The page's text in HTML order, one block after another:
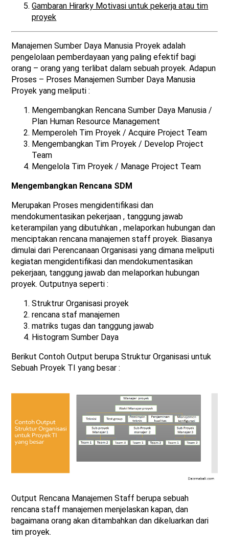
Gambaran Hirarky Motivasi untuk pekerja atau tim
proyek
Manajemen Sumber Daya Manusia Proyek adalah
pengelolaan pemberdayaan yang paling efektif bagi
orang – orang yang terlibat dalam sebuah proyek. Adapun
Proses – Proses Manajemen Sumber Daya Manusia
Proyek yang meliputi :
Mengembangkan Rencana Sumber Daya Manusia /
Plan Human Resource Management
Memperoleh Tim Proyek / Acquire Project Team
Mengembangkan Tim Proyek / Develop Project
Team
Mengelola Tim Proyek / Manage Project Team
Mengembangkan Rencana SDM
Merupakan Proses mengidentifikasi dan
mendokumentasikan pekerjaan , tanggung jawab
keterampilan yang dibutuhkan , melaporkan hubungan dan
menciptakan rencana manajemen staff proyek. Biasanya
dimulai dari Perencanaan Organisasi yang dimana meliputi
kegiatan mengidentifikasi dan mendokumentasikan
pekerjaan, tanggung jawab dan melaporkan hubungan
proyek. Outputnya seperti :
Struktrur Organisasi proyek
rencana staf manajemen
matriks tugas dan tanggung jawab
Histogram Sumber Daya
Berikut Contoh Output berupa Struktur Organisasi untuk
Sebuah Proyek TI yang besar :
Output Rencana Manajemen Staff berupa sebuah
rencana staff manajemen menjelaskan kapan, dan
bagaimana orang akan ditambahkan dan dikeluarkan dari
tim proyek.